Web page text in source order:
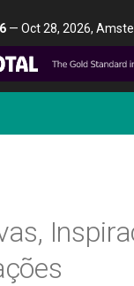
— Oct 28, 2026,
es -
fr -
Python